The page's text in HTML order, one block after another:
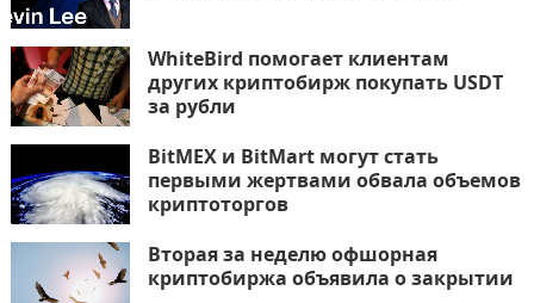
WhiteBird помогает клиентам
других криптобирж покупать USDT
за рубли
BitMEX и BitMart могут стать
первыми жертвами обвала объемов
криптоторгов
Вторая за неделю офшорная
криптобиржа объявила о закрытии